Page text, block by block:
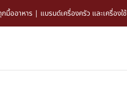
ออาหาร | แบรนด์เครื่องครัว และเครื่องใ